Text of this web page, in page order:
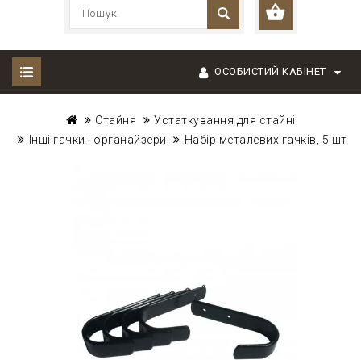
ОСОБИСТИЙ КАБІНЕТ
Стайня
Устаткування для стайні
Інші гачки і органайзери
Набір металевих гачків, 5 шт